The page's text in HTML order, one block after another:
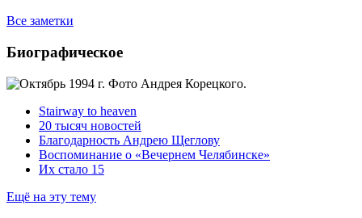
Все заметки
Биографическое
Stairway to heaven
20 тысяч новостей
Благодарность Андрею Щеглову
Воспоминание о «Вечернем Челябинске»
Их стало 15
Ещё на эту тему